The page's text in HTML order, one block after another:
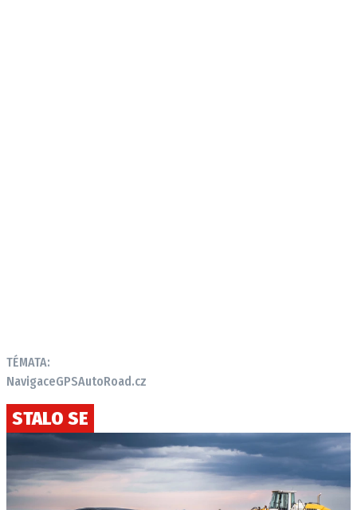
TÉMATA:
NavigaceGPSAutoRoad.cz
STALO SE